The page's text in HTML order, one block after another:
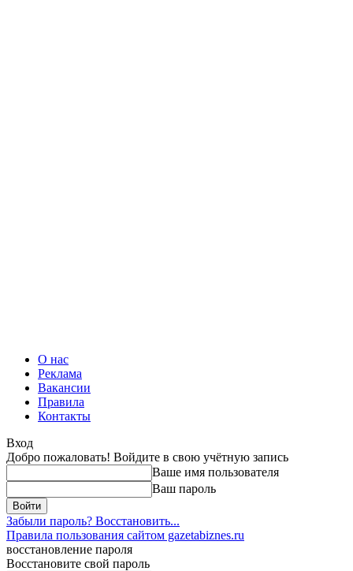
О нас
Реклама
Вакансии
Правила
Контакты
Вход
Добро пожаловать! Войдите в свою учётную запись
Ваше имя пользователя
Ваш пароль
Забыли пароль? Восстановить...
Правила пользования сайтом gazetabiznes.ru
восстановление пароля
Восстановите свой пароль